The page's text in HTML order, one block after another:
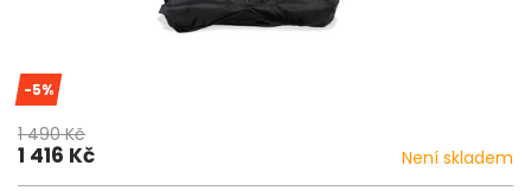
-5%
1 490 Kč
1 416 Kč Není skladem